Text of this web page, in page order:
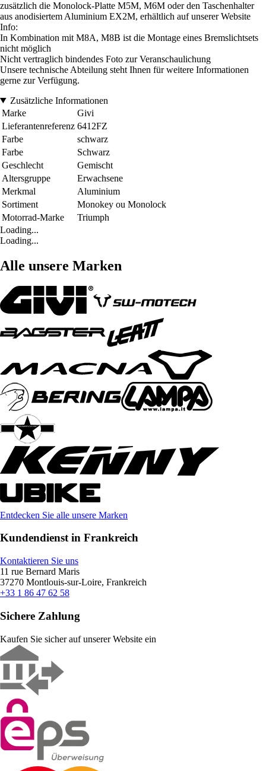
zusätzlich die Monolock-Platte M5M, M6M oder den Taschenhalter
aus anodisiertem Aluminium EX2M, erhältlich auf unserer Website
Info:
In Kombination mit M8A, M8B ist die Montage eines Bremslichtsets
nicht möglich
Nicht vertraglich bindendes Foto zur Veranschaulichung
Unsere technische Abteilung steht Ihnen für weitere Informationen
gerne zur Verfügung.
Zusätzliche Informationen
Marke
Givi
Lieferantenreferenz 6412FZ
Farbe
schwarz
Farbe
Schwarz
Geschlecht
Gemischt
Altersgruppe
Erwachsene
Merkmal
Aluminium
Sortiment
Monokey ou Monolock
Motorrad-Marke
Triumph
Loading...
Loading...
Alle unsere Marken
Entdecken Sie alle unsere Marken
Kundendienst in Frankreich
Kontaktieren Sie uns
11 rue Bernard Maris
37270 Montlouis-sur-Loire, Frankreich
+33 1 86 47 62 58
Sichere Zahlung
Kaufen Sie sicher auf unserer Website ein